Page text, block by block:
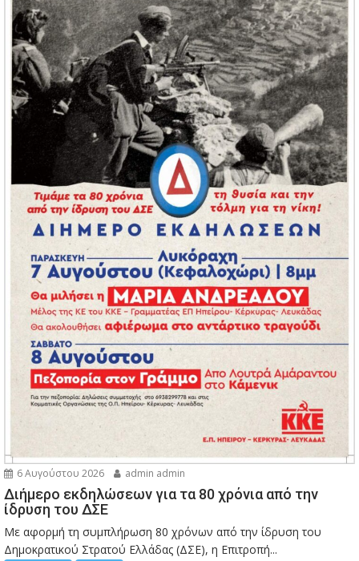
6 Αυγούστου 2026 admin admin
Διήμερο εκδηλώσεων για τα 80 χρόνια από την
ίδρυση του ΔΣΕ
Με αφορμή τη συμπλήρωση 80 χρόνων από την ίδρυση του
Δημοκρατικού Στρατού Ελλάδας (ΔΣΕ), η Επιτροπή...